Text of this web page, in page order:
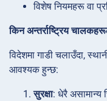
विशेष नियमहरू वा
किन अन्तर्राष्ट्रिय
विदेशमा गाडी चलाउँदा,
आवश्यक हुन्छ:
सुरक्षा: धेरै असामान्य